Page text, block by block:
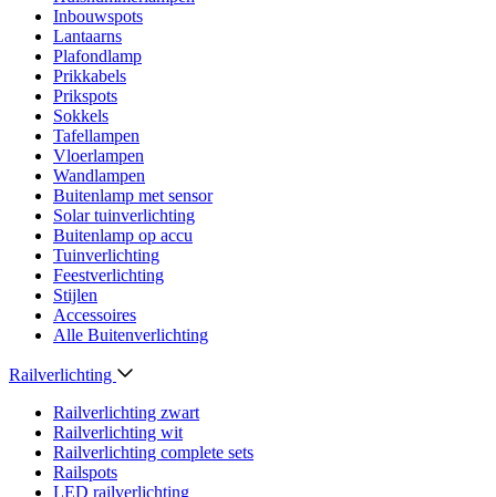
Inbouwspots
Lantaarns
Plafondlamp
Prikkabels
Prikspots
Sokkels
Tafellampen
Vloerlampen
Wandlampen
Buitenlamp met sensor
Solar tuinverlichting
Buitenlamp op accu
Tuinverlichting
Feestverlichting
Stijlen
Accessoires
Alle Buitenverlichting
Railverlichting
Railverlichting zwart
Railverlichting wit
Railverlichting complete sets
Railspots
LED railverlichting